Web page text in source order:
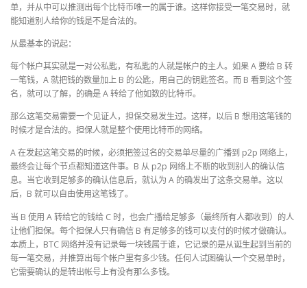
单，并从中可以推测出每个比特币唯一的属于谁。这样你接受一笔交易时，就
能知道别人给你的钱是不是合法的。
从最基本的说起：
每个帐户其实就是一对公私匙，有私匙的人就是帐户的主人。如果 A 要给 B 转
一笔钱，A 就把钱的数量加上 B 的公匙，用自己的钥匙签名。而 B 看到这个签
名，就可以了解，的确是 A 转给了他如数的比特币。
那么这笔交易需要一个见证人，担保交易发生过。这样，以后 B 想用这笔钱的
时候才是合法的。担保人就是整个使用比特币的网络。
A 在发起这笔交易的时候，必须把签过名的交易单尽量的广播到 p2p 网络上，
最终会让每个节点都知道这件事。B 从 p2p 网络上不断的收到别人的确认信
息。当它收到足够多的确认信息后，就认为 A 的确发出了这条交易单。这以
后，B 就可以自由使用这笔钱了。
当 B 使用 A 转给它的钱给 C 时，也会广播给足够多（最终所有人都收到）的人
让他们担保。每个担保人只有确信 B 有足够多的钱可以支付的时候才做确认。
本质上，BTC 网络并没有记录每一块钱属于谁，它记录的是从诞生起到当前的
每一笔交易，并推算出每个帐户里有多少钱。任何人试图确认一个交易单时，
它需要确认的是转出帐号上有没有那么多钱。